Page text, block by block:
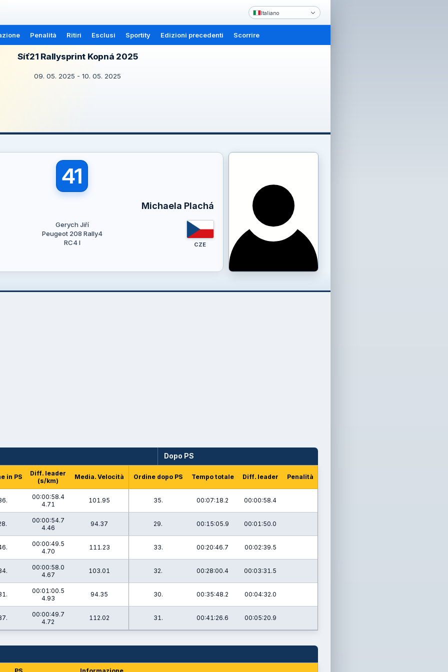
Italiano
Penalità Ritiri Esclusi Sportity Edizioni precedenti Scorrire
Síť21 Rallysprint Kopná 2025
09. 05. 2025 - 10. 05. 2025
41
Michaela Plachá
Gerych Jiří
Peugeot 208 Rally4
RC4 I
CZE
Dopo PS
in PS
Diff. leader
(s/km)
Media. Velocità Ordine dopo PS Tempo totale Diff. leader Penalità
00:00:58.4
4.71
101.95 35. 00:07:18.2 00:00:58.4
00:00:54.7
4.46
94.37 29. 00:15:05.9 00:01:50.0
00:00:49.5
4.70
111.23 33. 00:20:46.7 00:02:39.5
00:00:58.0
4.67
103.01 32. 00:28:00.4 00:03:31.5
00:01:00.5
4.93
94.35 30. 00:35:48.2 00:04:32.0
00:00:49.7
4.72
112.02 31. 00:41:26.6 00:05:20.9